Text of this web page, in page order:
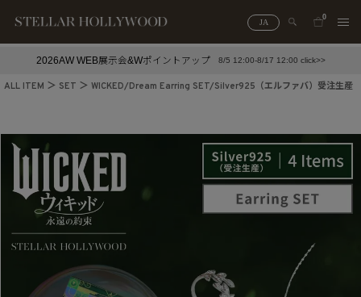
JA
0
2026AW WEB展示会&Wポイントアップ 8/5 12:00-8/17 12:00 click>>
ALL ITEM SET WICKED/Dream Earring SET/Silver925（エルファバ）受注生産